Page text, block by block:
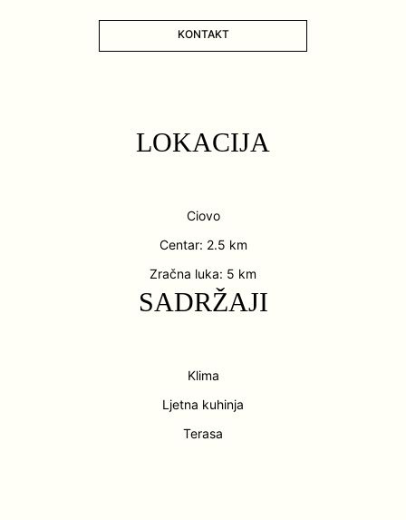
KONTAKT
LOKACIJA
Ciovo
Centar: 2.5 km
Zračna luka: 5 km
SADRŽAJI
Klima
Ljetna kuhinja
Terasa